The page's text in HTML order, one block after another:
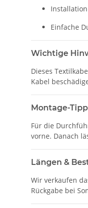
Einfache
Wichtige
Dieses
Kabel
Montage-
Für die
vorne. Danach
Längen &
Wir verkaufen
Rückgabe bei